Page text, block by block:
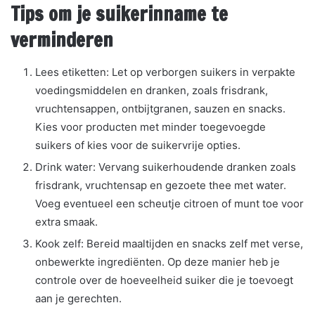
Tips om je suikerinname te
verminderen
Lees etiketten: Let op verborgen suikers in verpakte
voedingsmiddelen en dranken, zoals frisdrank,
vruchtensappen, ontbijtgranen, sauzen en snacks.
Kies voor producten met minder toegevoegde
suikers of kies voor de suikervrije opties.
Drink water: Vervang suikerhoudende dranken zoals
frisdrank, vruchtensap en gezoete thee met water.
Voeg eventueel een scheutje citroen of munt toe voor
extra smaak.
Kook zelf: Bereid maaltijden en snacks zelf met verse,
onbewerkte ingrediënten. Op deze manier heb je
controle over de hoeveelheid suiker die je toevoegt
aan je gerechten.